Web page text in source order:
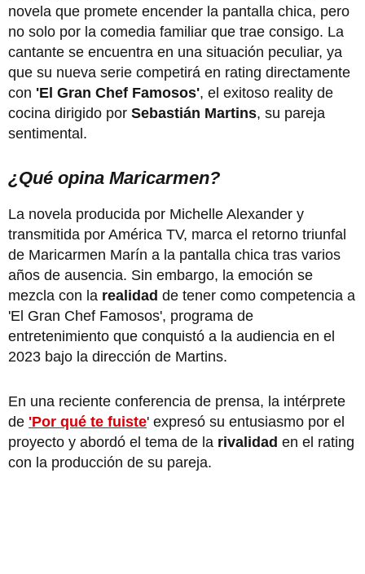
novela que promete encender la pantalla chica, pero
no solo por la comedia familiar que trae consigo. La
cantante se encuentra en una situación peculiar, ya
que su nueva serie competirá en rating directamente
con 'El Gran Chef Famosos', el exitoso reality de
cocina dirigido por Sebastián Martins, su pareja
sentimental.
¿Qué opina Maricarmen?
La novela producida por Michelle Alexander y
transmitida por América TV, marca el retorno triunfal
de Maricarmen Marín a la pantalla chica tras varios
años de ausencia. Sin embargo, la emoción se
mezcla con la realidad de tener como competencia a
'El Gran Chef Famosos', programa de
entretenimiento que conquistó a la audiencia en el
2023 bajo la dirección de Martins.
En una reciente conferencia de prensa, la intérprete
de 'Por qué te fuiste' expresó su entusiasmo por el
proyecto y abordó el tema de la rivalidad en el rating
con la producción de su pareja.